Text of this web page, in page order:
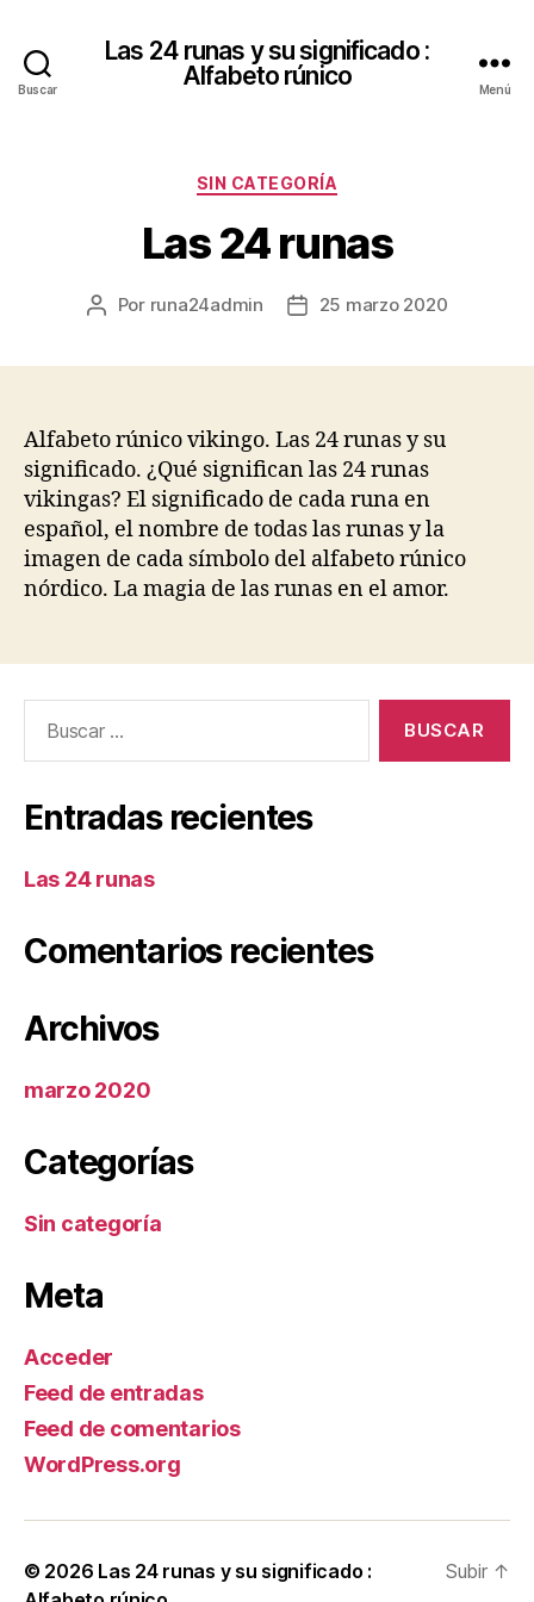
Buscar
Las 24 runas y su significado :
Alfabeto rúnico
Menú
Categorías
SIN CATEGORÍA
Las 24 runas
Autor
Por runa24admin
Fecha25 marzo 2020
Alfabeto rúnico vikingo. Las 24 runas y su
significado. ¿Qué significan las 24 runas
vikingas? El significado de cada runa en
español, el nombre de todas las runas y la
imagen de cada símbolo del alfabeto rúnico
nórdico. La magia de las runas en el amor.
Entradas recientes
Las 24 runas
Comentarios recientes
Archivos
marzo 2020
Categorías
Sin categoría
Meta
Acceder
Feed de entradas
Feed de comentarios
WordPress.org
© 2026 Las 24 runas y su significado :
Subir ↑